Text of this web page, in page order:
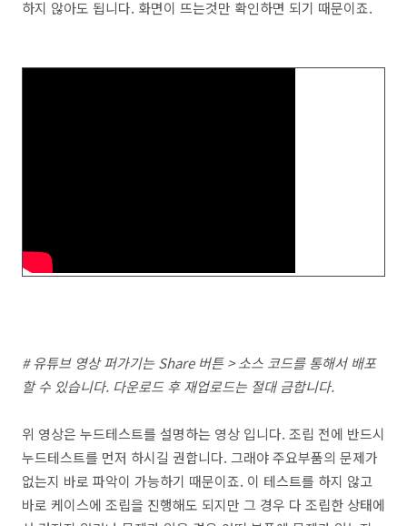
하지 않아도 됩니다. 화면이 뜨는것만 확인하면 되기 때문이죠.
# 유튜브 영상 퍼가기는 Share 버튼 > 소스 코드를 통해서 배포
할 수 있습니다. 다운로드 후 재업로드는 절대 금합니다.
위 영상은 누드테스트를 설명하는 영상 입니다. 조립 전에 반드시
누드테스트를 먼저 하시길 권합니다. 그래야 주요부품의 문제가
없는지 바로 파악이 가능하기 때문이죠. 이 테스트를 하지 않고
바로 케이스에 조립을 진행해도 되지만 그 경우 다 조립한 상태에